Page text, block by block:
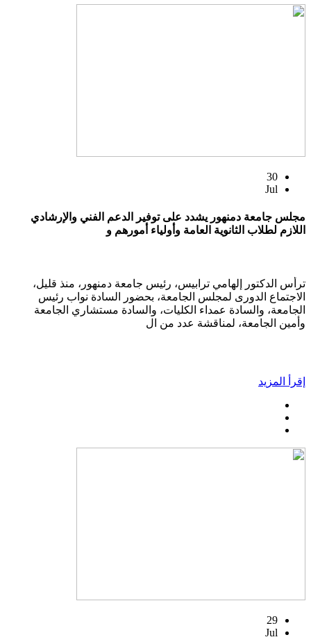
30
Jul
مجلس جامعة دمنهور يشدد على توفير الدعم الفني والإرشادي
اللازم لطلاب الثانوية العامة وأولياء أمورهم و
ترأس الدكتور إلهامي ترابيس، رئيس جامعة دمنهور، منذ قليل،
الاجتماع الدورى لمجلس الجامعة، بحضور السادة نواب رئيس
الجامعة، والسادة عمداء الكليات، والسادة مستشاري الجامعة
وأمين الجامعة، لمناقشة عدد من ال
إقرأ المزيد
29
Jul